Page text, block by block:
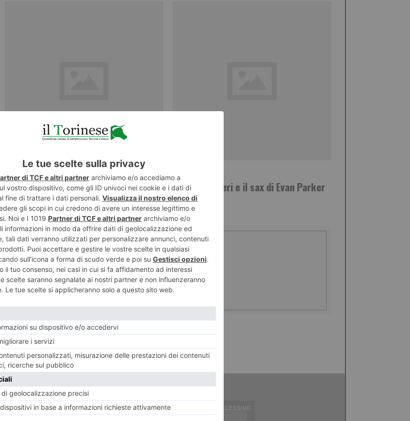
Elisa e l’indie rock delle Shonen Knife Enrico Ruggeri e il sax di Evan Parker
POST RECENTI
ARTICOLO SUCCESSIVO